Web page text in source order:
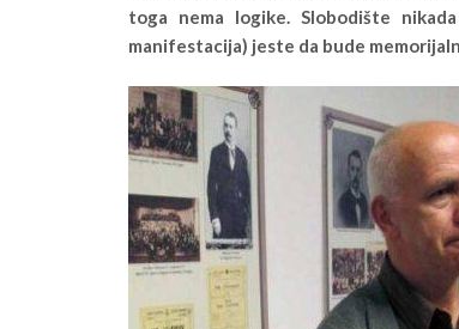
toga nema logike. Slobodište
manifestacija) jeste da bude